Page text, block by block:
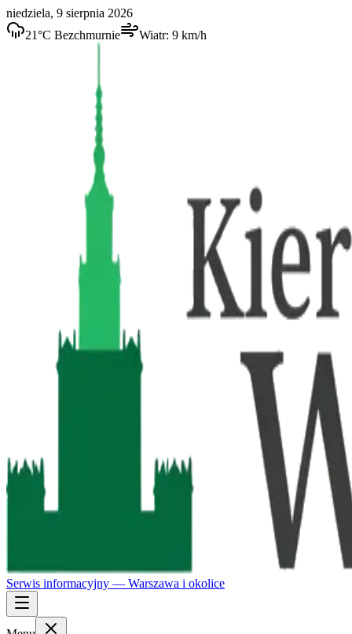
niedziela, 9 sierpnia 2026
21°C Bezchmurnie Wiatr: 9 km/h
Serwis informacyjny — Warszawa i okolice